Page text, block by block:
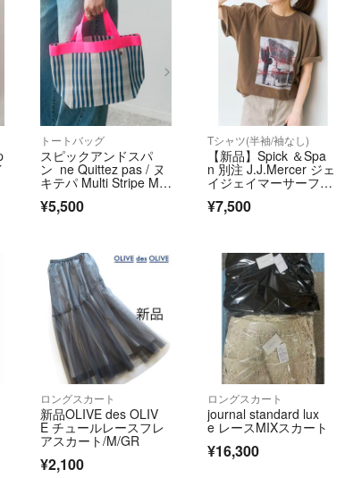
トートバッグ
スピックアンドスパ
ン ne Quittez pas / ヌ
キテパ Multi Stripe Me
¥5,500
Tシャツ(半袖/袖なし)
【新品】Spick ＆Spa
n 別注 J.J.Mercer ジェ
イジェイマーサーフォ
¥7,500
ロングスカート
新品OLIVE des OLIV
E チュールレースフレ
アスカート/M/GR
¥2,100
ロングスカート
journal standard lux
e レースMIXスカート
¥16,300